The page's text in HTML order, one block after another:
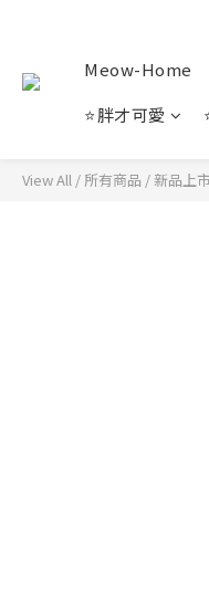
Meow-Home
⭐胖才可愛
View All / 所有商品 /新品上